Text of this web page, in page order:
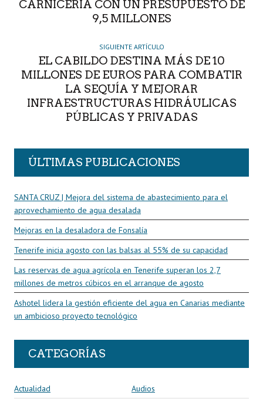
CARNICERÍA CON UN PRESUPUESTO DE
9,5 MILLONES
SIGUIENTE ARTÍCULO
EL CABILDO DESTINA MÁS DE 10
MILLONES DE EUROS PARA COMBATIR
LA SEQUÍA Y MEJORAR
INFRAESTRUCTURAS HIDRÁULICAS
PÚBLICAS Y PRIVADAS
ÚLTIMAS PUBLICACIONES
SANTA CRUZ | Mejora del sistema de abastecimiento para el
aprovechamiento de agua desalada
Mejoras en la desaladora de Fonsalía
Tenerife inicia agosto con las balsas al 55% de su capacidad
Las reservas de agua agrícola en Tenerife superan los 2,7
millones de metros cúbicos en el arranque de agosto
Ashotel lidera la gestión eficiente del agua en Canarias mediante
un ambicioso proyecto tecnológico
CATEGORÍAS
Actualidad
Audios